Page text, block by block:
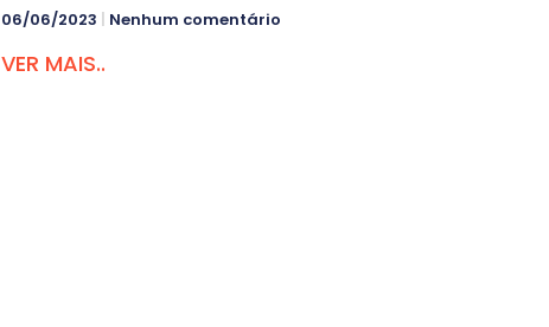
06/06/2023 Nenhum comentário
VER MAIS..